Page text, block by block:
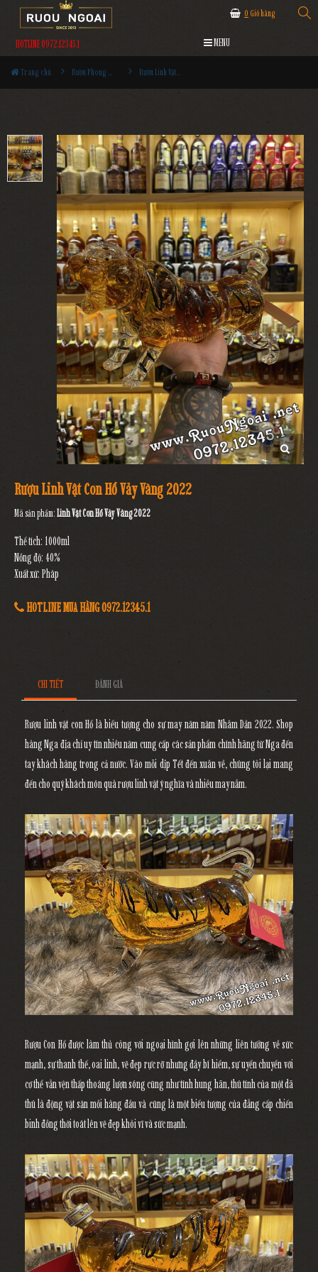
0 Giỏ hàng
HOTLINE 0972.12345.1 MENU
Trang chủ Rượu Phong Thủy Rượu Linh Vật Con Hổ Vảy Vàng 2022
Rượu Linh Vật Con Hổ Vảy Vàng 2022
Mã sản phẩm:Linh Vật Con Hổ Vảy Vàng 2022
Thể tích: 1000ml
Nồng độ: 40%
Xuất xứ: Pháp
HOTLINE MUA HÀNG 0972.12345.1
CHI TIẾT ĐÁNH GIÁ
Rượu linh vật con Hổ là biểu tượng cho sự may năm năm Nhâm Dần 2022. Shop
hàng Nga địa chỉ uy tín nhiều năm cung cấp các sản phẩm chính hãng từ Nga đến
tay khách hàng trong cả nước. Vào mỗi dịp Tết đến xuân về, chúng tôi lại mang
đến cho quý khách món quà rượu linh vật ý nghĩa và nhiều may nắm.
Rượu Con Hổđược làm thủ công với ngoại hình gợi lên những liên tưởng về sức
mạnh, sự thanh thế, oai linh, vẽ đẹp rực rỡ nhưng đầy bí hiểm, sự uyển chuyển với
cơ thể vằn vện thấp thoáng lượn sóng cũng như tính hung hãn, thú tính của một dã
thú là động vật săn mồi hàng đầu và cũng là một biểu tượng của đẳng cấp chiến
binh đồng thời toát lên vẽ đẹp khôi vĩ và sức mạnh.